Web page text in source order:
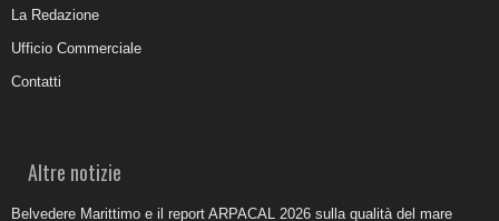
La Redazione
Ufficio Commerciale
Contatti
Altre notizie
Belvedere Marittimo e il report ARPACAL 2026 sulla qualità del mare